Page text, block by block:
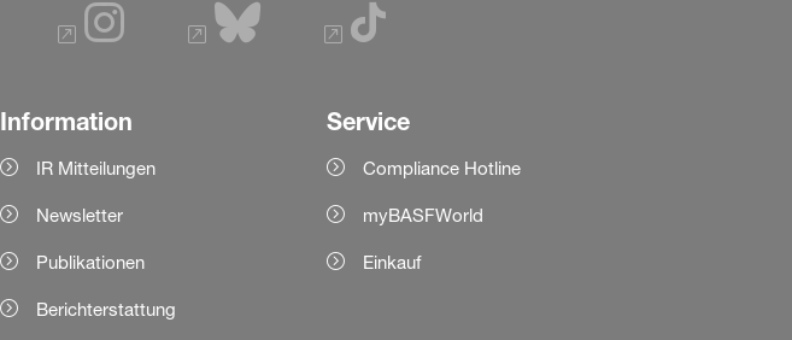
Information
IR Mitteilungen
Newsletter
Publikationen
Berichterstattung
Service
Compliance Hotline
myBASFWorld
Einkauf